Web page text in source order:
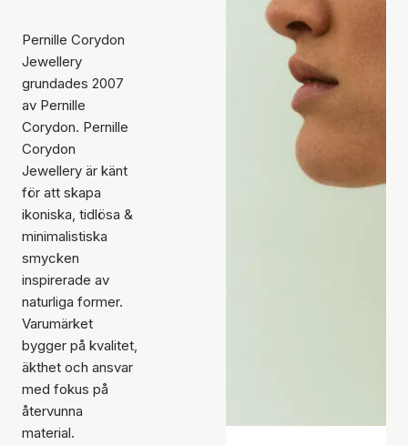
Pernille Corydon
Jewellery
grundades 2007
av Pernille
Corydon. Pernille
Corydon
Jewellery är känt
för att skapa
ikoniska, tidlösa &
minimalistiska
smycken
inspirerade av
naturliga former.
Varumärket
bygger på kvalitet,
äkthet och ansvar
med fokus på
återvunna
material.